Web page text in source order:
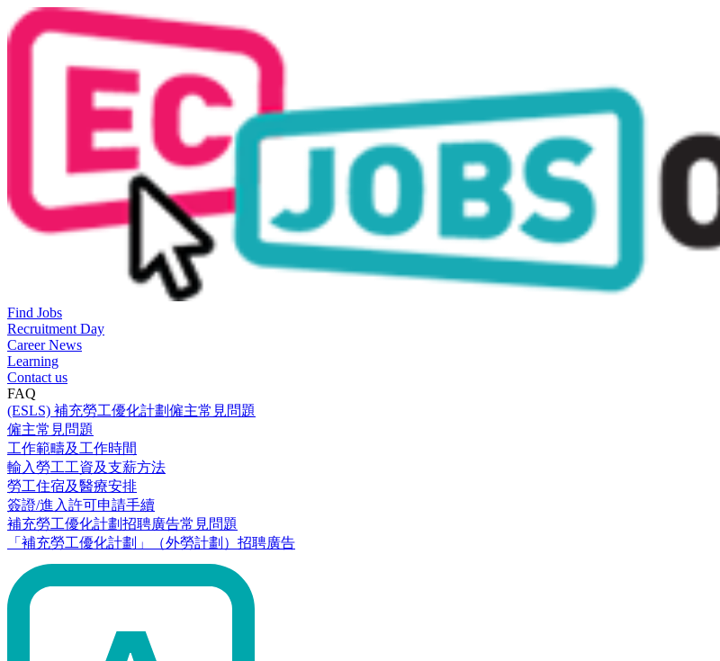
Find Jobs
Recruitment Day
Career News
Learning
Contact us
FAQ
(ESLS) 補充勞工優化計劃僱主常見問題
僱主常見問題
工作範疇及工作時間
輸入勞工工資及支薪方法
勞工住宿及醫療安排
簽證/進入許可申請手續
補充勞工優化計劃招聘廣告常見問題
「補充勞工優化計劃」（外勞計劃）招聘廣告